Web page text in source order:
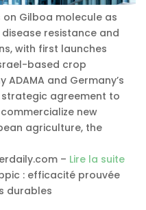
Gilboa molecule as
resistance and
with first launches
based crop
and Germany’s
strategic agreement to
new
agriculture, the
– Lire la suite
: efficacité prouvée
durables